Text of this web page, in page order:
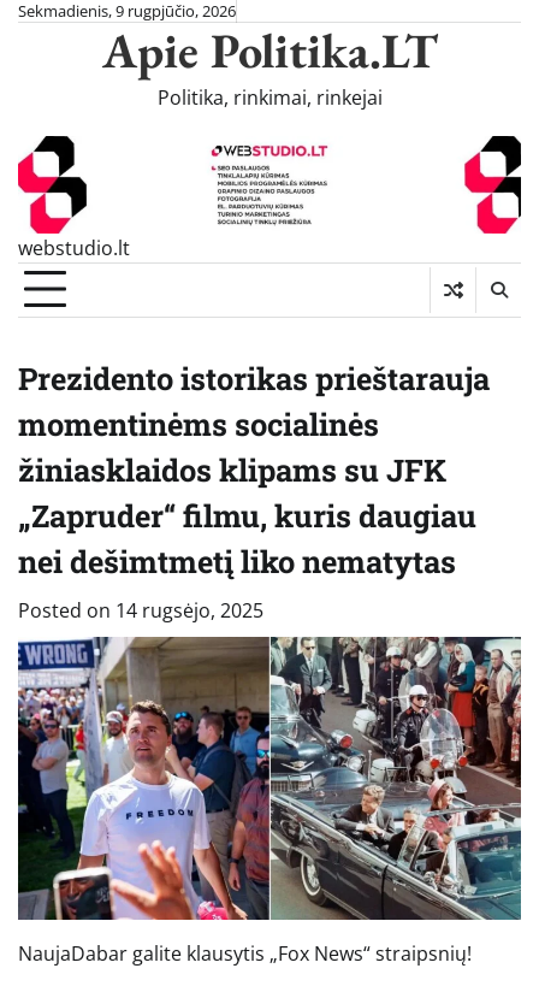
SkipSekmadienis, 9 rugpjūčio, 2026
Apie Politika.LT
Politika, rinkimai, rinkejai
webstudio.lt
Prezidento istorikas prieštarauja
momentinėms socialinės
žiniasklaidos klipams su JFK
„Zapruder“ filmu, kuris daugiau
nei dešimtmetį liko nematytas
Posted on 14 rugsėjo, 2025
NaujaDabar galite klausytis „Fox News“ straipsnių!